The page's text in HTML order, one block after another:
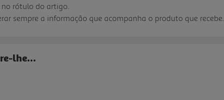
rótulo do artigo.
sempre a informação que acompanha o produto que recebe.
lhe...